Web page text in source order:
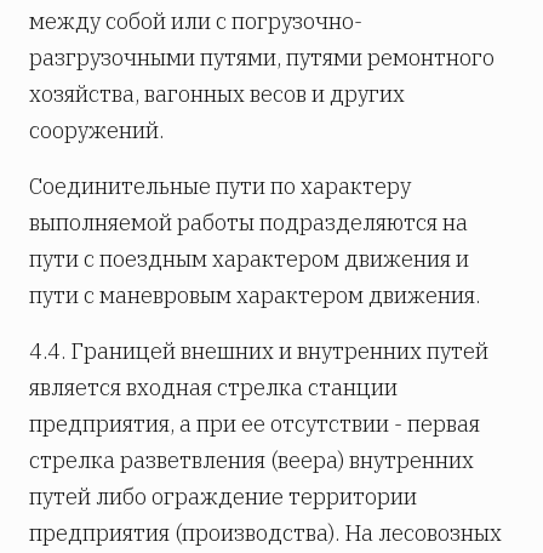
между собой или с погрузочно-
разгрузочными путями, путями ремонтного
хозяйства, вагонных весов и других
сооружений.
Соединительные пути по характеру
выполняемой работы подразделяются на
пути с поездным характером движения и
пути с маневровым характером движения.
4.4. Границей внешних и внутренних путей
является входная стрелка станции
предприятия, а при ее отсутствии - первая
стрелка разветвления (веера) внутренних
путей либо ограждение территории
предприятия (производства). На лесовозных